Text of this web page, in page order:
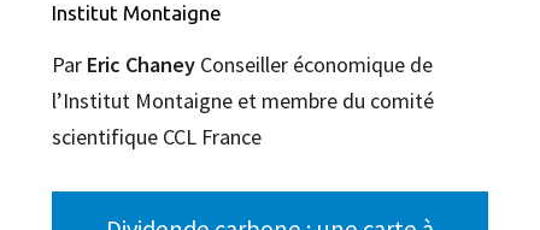
Institut Montaigne
Par Eric ChaneyConseiller économique de
l’Institut Montaigne et membre du comité
scientifique CCL France